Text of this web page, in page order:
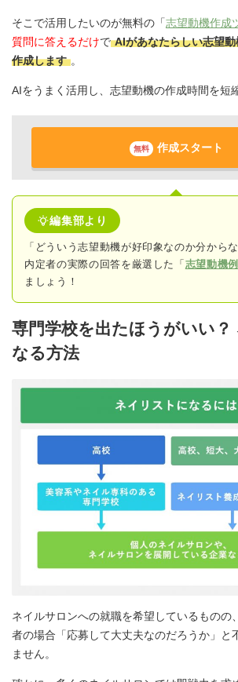
そこで活用したいのが無料の「志望動機作成
質問に答えるだけで AIがあなたらしい志望
作成します 。
AIをうまく活用し、志望動機の作成時間を短
無料 作成スタート
編集部より
「どういう志望動機が好印象なのか分から
内定者の実際の回答を厳選した「志望動機
ましょう！
専門学校を出たほうがいい？
なる方法
ネイルサロンへの就職を希望しているものの
者の場合「応募して大丈夫なのだろうか」と
ません。